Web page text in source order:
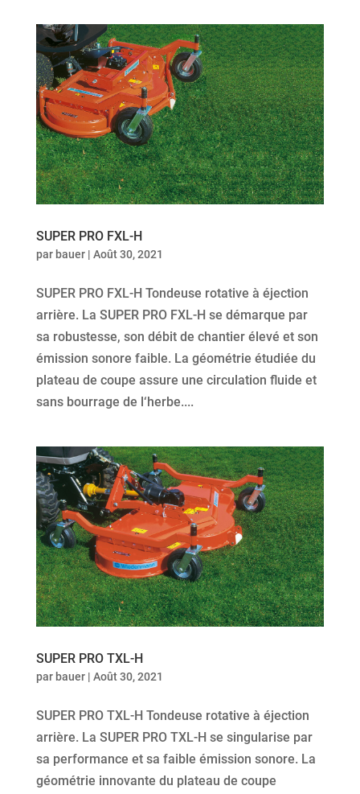
SUPER PRO FXL-H
par bauer| Août 30, 2021
SUPER PRO FXL-H Tondeuse rotative à éjection
arrière. La SUPER PRO FXL-H se démarque par
sa robustesse, son débit de chantier élevé et son
émission sonore faible. La géométrie étudiée du
plateau de coupe assure une circulation fluide et
sans bourrage de l‘herbe....
SUPER PRO TXL-H
par bauer| Août 30, 2021
SUPER PRO TXL-H Tondeuse rotative à éjection
arrière. La SUPER PRO TXL-H se singularise par
sa performance et sa faible émission sonore. La
géométrie innovante du plateau de coupe